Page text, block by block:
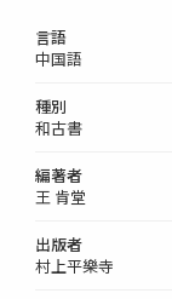
言語
中国語
種別
和古書
編著者
王 肯堂
出版者
村上平樂寺